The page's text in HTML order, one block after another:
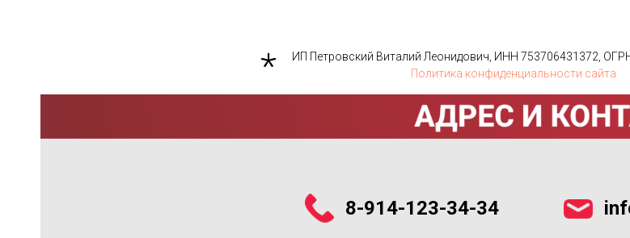
ИП Петровский Виталий Леонидович, ИНН 753706431372,
Политика конфиденциальности сайта
8-914-123-34-34